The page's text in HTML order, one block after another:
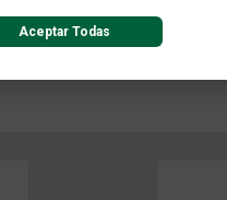
Aceptar Todas